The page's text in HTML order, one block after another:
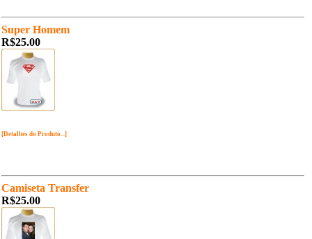
Super Homem
R$25.00
[Detalhes do Produto...]
Camiseta Transfer
R$25.00